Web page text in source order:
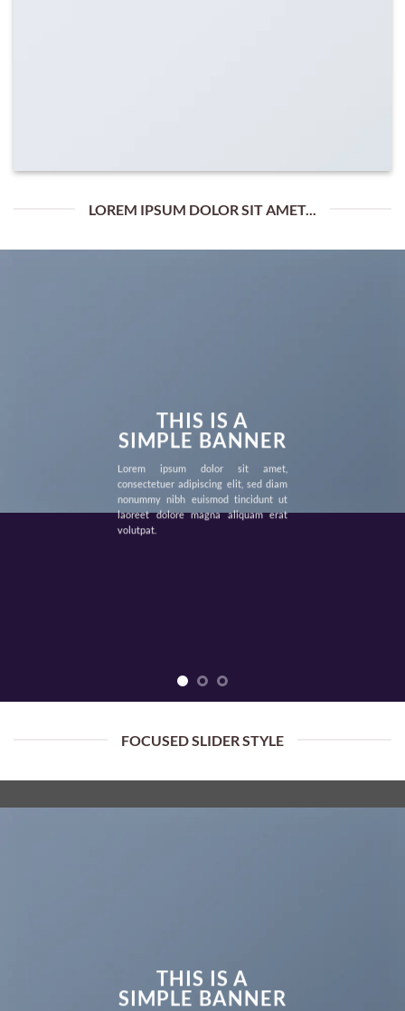
LOREM IPSUM DOLOR SIT AMET...
THIS IS A
SIMPLE BANNER
Lorem ipsum dolor sit amet,
consectetuer adipiscing elit, sed diam
nonummy nibh euismod tincidunt ut
laoreet dolore magna aliquam erat
volutpat.
FOCUSED SLIDER STYLE
THIS IS A
SIMPLE BANNER